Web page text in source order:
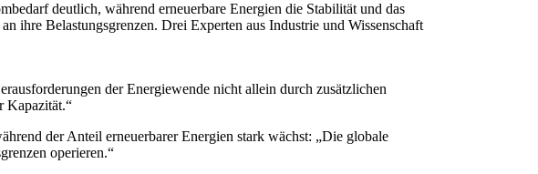
deutlich, während erneuerbare Energien die Stabilität und das
ihre Belastungsgrenzen. Drei Experten aus Industrie und Wissenschaft
der Energiewende nicht allein durch zusätzlichen
Kapazität.“
der Anteil erneuerbarer Energien stark wächst: „Die globale
operieren.“